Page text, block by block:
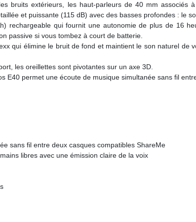
bruits extérieurs, les haut-parleurs de 40 mm associés
et puissante (115 dB) avec des basses profondes : le
rechargeable qui fournit une autonomie de plus de 16
passive si vous tombez à court de batterie.
qui élimine le bruit de fond et maintient le son naturel de
les oreillettes sont pivotantes sur un axe 3D.
E40 permet une écoute de musique simultanée sans fil
sans fil entre deux casques compatibles ShareMe
libres avec une émission claire de la voix